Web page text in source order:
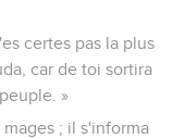
certes pas la plus
car de toi sortira
»
; il s'informa